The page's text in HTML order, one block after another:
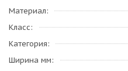
Материал
Класс
Категория
Ширина мм